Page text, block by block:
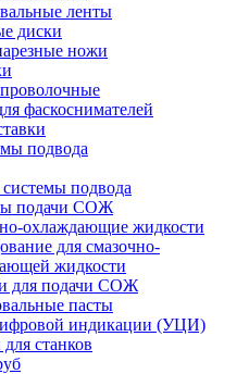
ленты
диски
ножи
фаскоснимателей
подвода
подвода
подачи СОЖ
охлаждающие жидкости
для смазочно-
жидкости
для подачи СОЖ
пасты
индикации (УЦИ)
станков